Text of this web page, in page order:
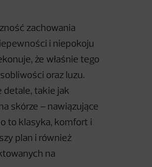
zachowania
i niepokoju
że właśnie tego
oraz luzu.
detale, takie jak
skórze – nawiązujące
to klasyka, komfort i
plan i również
na